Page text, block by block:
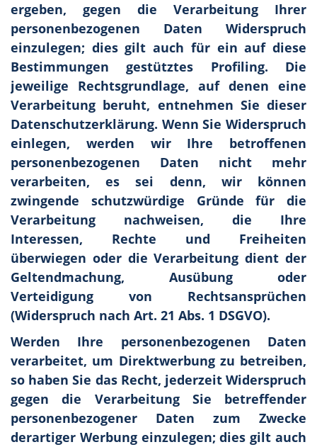
ergeben, gegen die Verarbeitung Ihrer
personenbezogenen Daten Widerspruch
einzulegen; dies gilt auch für ein auf diese
Bestimmungen gestütztes Profiling. Die
jeweilige Rechtsgrundlage, auf denen eine
Verarbeitung beruht, entnehmen Sie dieser
Datenschutzerklärung. Wenn Sie Widerspruch
einlegen, werden wir Ihre betroffenen
personenbezogenen Daten nicht mehr
verarbeiten, es sei denn, wir können
zwingende schutzwürdige Gründe für die
Verarbeitung nachweisen, die Ihre
Interessen, Rechte und Freiheiten
überwiegen oder die Verarbeitung dient der
Geltendmachung, Ausübung oder
Verteidigung von Rechtsansprüchen
(Widerspruch nach Art. 21 Abs. 1 DSGVO).
Werden Ihre personenbezogenen Daten
verarbeitet, um Direktwerbung zu betreiben,
so haben Sie das Recht, jederzeit Widerspruch
gegen die Verarbeitung Sie betreffender
personenbezogener Daten zum Zwecke
derartiger Werbung einzulegen; dies gilt auch